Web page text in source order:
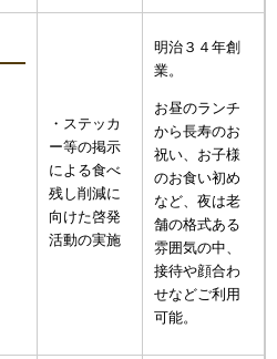
・ステッカ
ー等の掲示
による食べ
残し削減に
向けた啓発
活動の実施
明治３４年創
業。
お昼のランチ
から長寿のお
祝い、お子様
のお食い初め
など、夜は老
舗の格式ある
雰囲気の中、
接待や顔合わ
せなどご利用
可能。